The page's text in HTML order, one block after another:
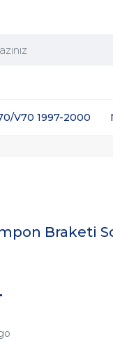
V70 1997-2000
Braketi